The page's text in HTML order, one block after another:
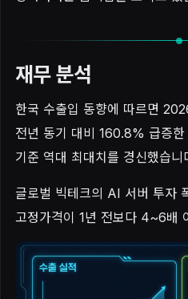
재무 분석
한국 수출입 동향에 따르면
전년 동기 대비 160.8% 급증
기준 역대 최대치를 경신했습니
글로벌 빅테크의 AI 서버 투자
고정가격이 1년 전보다 4~6배